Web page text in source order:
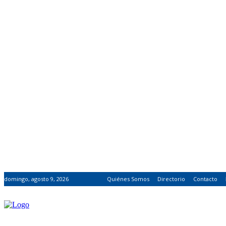
domingo, agosto 9, 2026 Quiénes Somos Directorio Contacto